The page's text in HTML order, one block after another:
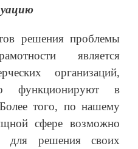
решения проблемы
является
организаций,
функционируют в
того, по нашему
сфере возможно
для решения своих